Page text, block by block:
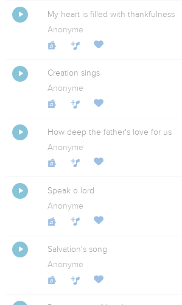
My heart is filled with thankfulness
Anonyme
Creation sings
Anonyme
How deep the father's love for us
Anonyme
Speak o lord
Anonyme
Salvation's song
Anonyme